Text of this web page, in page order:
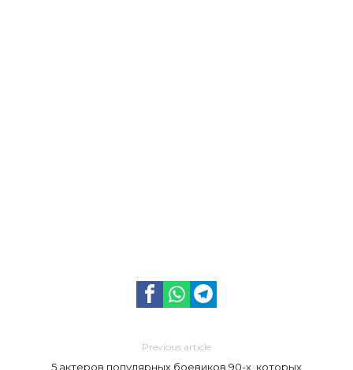
Previous article
5 актеров популярных боевиков 90-х, которых